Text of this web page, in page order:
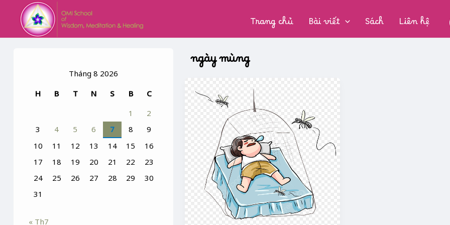
content
Trang chủ Bài viết Sách Liên hệ
Tháng 8 2026
H
B T N S B
C
1
2
3
4 5 6 7 8
9
10
11 12 13 14 15
16
17
18 19 20 21 22
23
24
25 26 27 28 29
30
31
« Th7
ngày mùng
ĐI
MÙNG